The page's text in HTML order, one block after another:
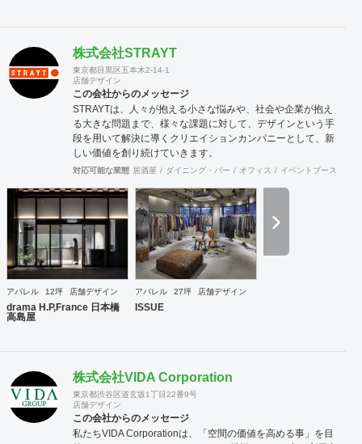
株式会社STRAYT
東京都目黒区五本木2-14-1
店舗デザイン
この会社からのメッセージ
STRAYTは、人々が抱える小さな悩みや、社会や企業が抱え
る大きな問題まで、様々な課題に対して、デザインという手
段を用いて解決に導くクリエイションカンパニーとして、新
しい価値を創り続けていきます。
対応可能な業態 居酒屋 ダイニング・バー オフィス イベントブース・シ
アパレル 12坪 店舗デザイン
drama H.P,France 日本橋
高島屋
アパレル 27坪 店舗デザイン
ISSUE
株式会社VIDA Corporation
東京都渋谷区道玄坂1丁目22番9号
店舗デザイン
この会社からのメッセージ
私たちVIDA Corporationは、「空間の価値を高める事」を目